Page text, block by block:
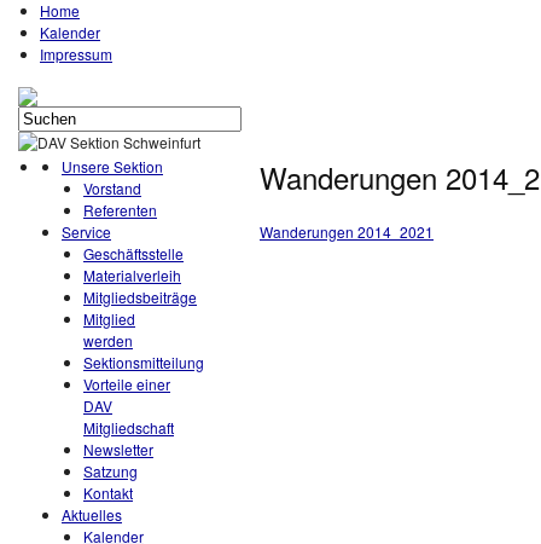
Home
Kalender
Impressum
Unsere Sektion
Vorstand
Referenten
Service
Geschäftsstelle
Materialverleih
Mitgliedsbeiträge
Mitglied
werden
Sektionsmitteilung
Vorteile einer
DAV
Mitgliedschaft
Newsletter
Satzung
Kontakt
Aktuelles
Kalender
Wanderungen
Wanderungen 2014_2021